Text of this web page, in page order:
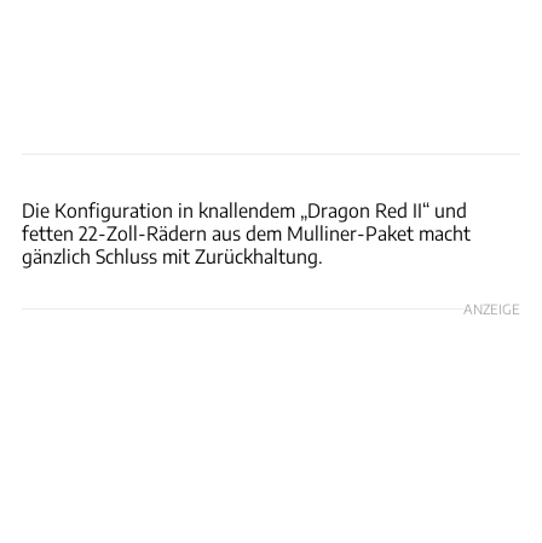
Die Konfiguration in knallendem „Dragon Red II“ und
fetten 22-Zoll-Rädern aus dem Mulliner-Paket macht
gänzlich Schluss mit Zurückhaltung.
ANZEIGE